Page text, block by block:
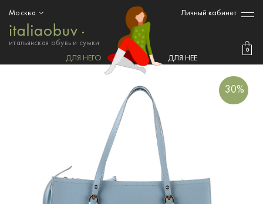
итальянская обувь и сумки
Москва Личный кабинет
0
ДЛЯ НЕГО ДЛЯ НЕЕ
30%